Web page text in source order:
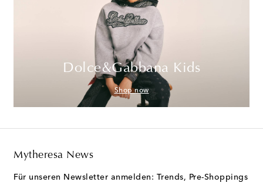
Dolce&Gabbana Kids
Shop now
Mytheresa News
Für unseren Newsletter anmelden: Trends, Pre-Shoppings